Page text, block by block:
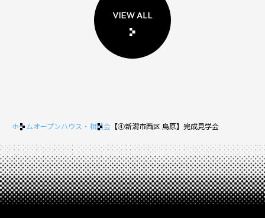
ホームオープンハウス・相談会 【④新潟市西区 鳥原】完成見学会